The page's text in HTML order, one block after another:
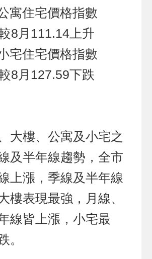
寓住宅價格指數
8月111.14上升
宅住宅價格指數
8月127.59下跌
大樓、公寓及小宅之
及半年線趨勢，全市
上漲，季線及半年線
樓表現最強，月線、
線皆上漲，小宅最
。